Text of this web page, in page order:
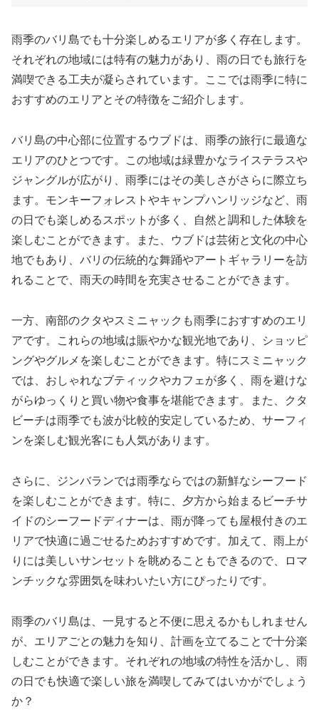
雨季のバリ島でも十分楽しめるエリアが多く存在します。
それぞれの地域には特有の魅力があり、雨の日でも旅行を
満喫できる工夫が凝らされています。ここでは雨季に特に
おすすめのエリアとその特徴をご紹介します。
バリ島の中心部に位置するウブドは、雨季の旅行に最適な
エリアのひとつです。この地域は緑豊かなライステラスや
ジャングルが広がり、雨季にはその美しさがさらに際立ち
ます。モンキーフォレストやキャンプハンリッジなど、雨
の日でも楽しめるスポットが多く、自然と調和した体験を
楽しむことができます。また、ウブドは芸術と文化の中心
地でもあり、バリの伝統的な舞踊やアートギャラリーを訪
れることで、雨天の時間を充実させることができます。
一方、南部のクタやスミニャックも雨季におすすめのエリ
アです。これらの地域は賑やかな観光地であり、ショッピ
ングやグルメを楽しむことができます。特にスミニャック
では、おしゃれなブティックやカフェが多く、雨を避けな
がらゆっくりと買い物や食事を堪能できます。また、クタ
ビーチは雨季でも波が比較的安定しているため、サーフィ
ンを楽しむ観光客にも人気があります。
さらに、ジンバランでは雨季ならではの新鮮なシーフード
を楽しむことができます。特に、夕方から始まるビーチサ
イドのシーフードディナーは、雨が降っても屋根付きのエ
リアで快適に過ごせるためおすすめです。加えて、雨上が
りには美しいサンセットを眺めることもできるので、ロマ
ンチックな雰囲気を味わいたい方にぴったりです。
雨季のバリ島は、一見すると不便に思えるかもしれません
が、エリアごとの魅力を知り、計画を立てることで十分楽
しむことができます。それぞれの地域の特性を活かし、雨
の日でも快適で楽しい旅を満喫してみてはいかがでしょう
か？